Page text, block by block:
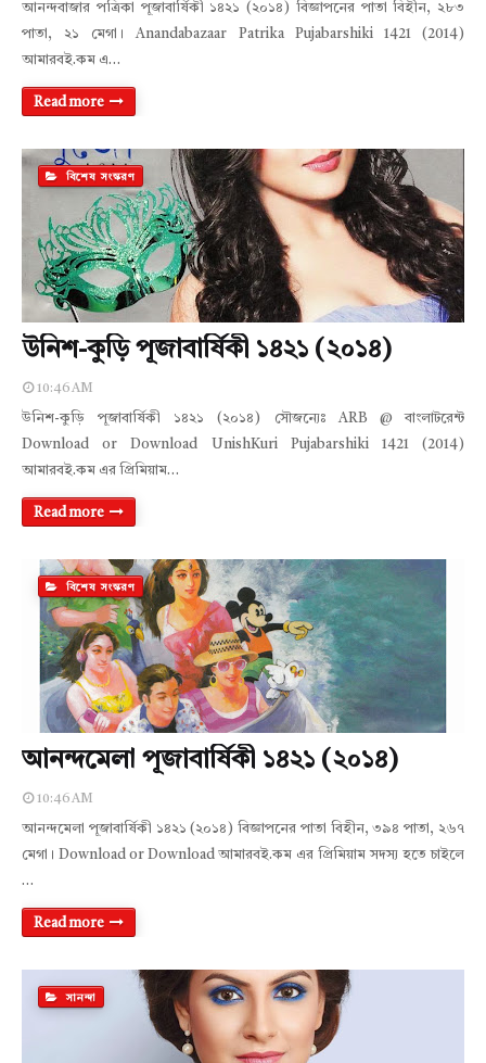
আনন্দবাজার পত্রিকা পূজাবার্ষিকী ১৪২১ (২০১৪) বিজ্ঞাপনের পাতা বিহীন, ২৮৩
পাতা, ২১ মেগা। Anandabazaar Patrika Pujabarshiki 1421 (2014)
আমারবই.কম এ…
Read more
বিশেষ সংস্করণ
উনিশ-কুড়ি পূজাবার্ষিকী ১৪২১ (২০১৪)
10:46 AM
উনিশ-কুড়ি পূজাবার্ষিকী ১৪২১ (২০১৪) সৌজন্যেঃ ARB @ বাংলাটরেন্ট
Download or Download UnishKuri Pujabarshiki 1421 (2014)
আমারবই.কম এর প্রিমিয়াম…
Read more
বিশেষ সংস্করণ
আনন্দমেলা পূজাবার্ষিকী ১৪২১ (২০১৪)
10:46 AM
আনন্দমেলা পূজাবার্ষিকী ১৪২১ (২০১৪) বিজ্ঞাপনের পাতা বিহীন, ৩৯৪ পাতা, ২৬৭
মেগা। Download or Download আমারবই.কম এর প্রিমিয়াম সদস্য হতে চাইলে
…
Read more
সানন্দা